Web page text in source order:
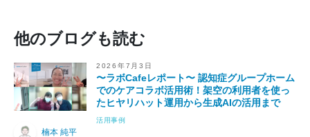
他のブログも読む
2026年7月3日
〜ラボCafeレポート〜 認知症グループホーム
でのケアコラボ活用術！架空の利用者を使っ
たヒヤリハット運用から生成AIの活用まで
活用事例
楠本 純平